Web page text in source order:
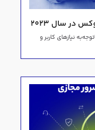
نیازهای کاربر و